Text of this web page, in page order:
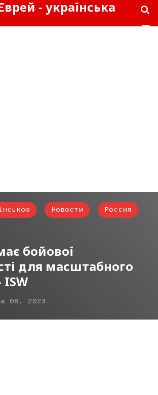
- українська
Новости Россия
бойової
для масштабного
ISW
08, 2023